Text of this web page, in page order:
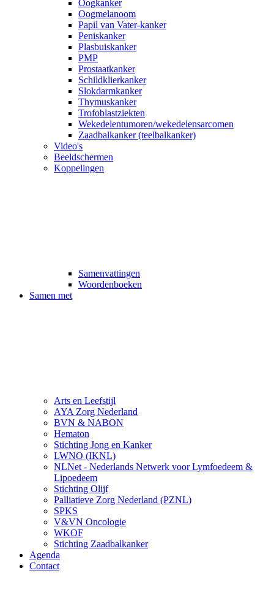
Oogkanker
Oogmelanoom
Papil van Vater-kanker
Peniskanker
Plasbuiskanker
PMP
Prostaatkanker
Schildklierkanker
Slokdarmkanker
Thymuskanker
Trofoblastziekten
Wekedelentumoren/wekedelensarcomen
Zaadbalkanker (teelbalkanker)
Video's
Beeldschermen
Koppelingen
Samenvattingen
Woordenboeken
Samen met
Arts en Leefstijl
AYA Zorg Nederland
BVN & NABON
Hematon
Stichting Jong en Kanker
LWNO (IKNL)
NLNet - Nederlands Netwerk voor Lymfoedeem &
Lipoedeem
Stichting Olijf
Palliatieve Zorg Nederland (PZNL)
SPKS
V&VN Oncologie
WKOF
Stichting Zaadbalkanker
Agenda
Contact